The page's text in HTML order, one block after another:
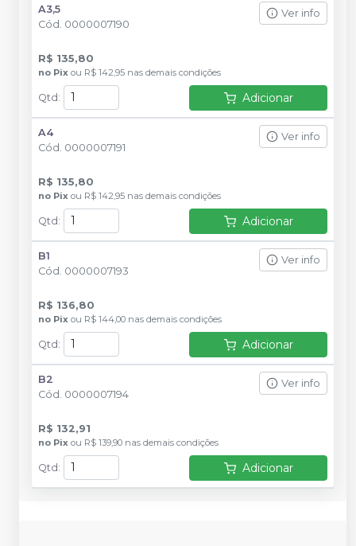
A3,5
Cód. 0000007190
Ver info
R$ 135,80
no Pix ou R$ 142,95 nas demais condições
Qtd : Adicionar
A4
Cód. 0000007191
Ver info
R$ 135,80
no Pix ou R$ 142,95 nas demais condições
Qtd : Adicionar
B1
Cód. 0000007193
Ver info
R$ 136,80
no Pix ou R$ 144,00 nas demais condições
Qtd : Adicionar
B2
Cód. 0000007194
Ver info
R$ 132,91
no Pix ou R$ 139,90 nas demais condições
Qtd : Adicionar